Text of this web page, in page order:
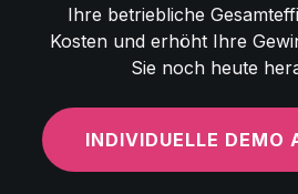
Ihre betriebliche
Kosten und erhöht Ihre
Sie noch heute
INDIVIDUELLE DEMO